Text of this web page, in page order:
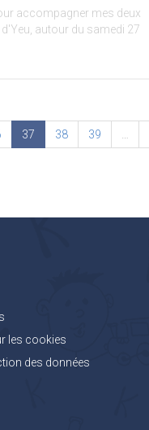
accompagner mes deux
autour du samedi 27
37 38 39 …
les cookies
des données